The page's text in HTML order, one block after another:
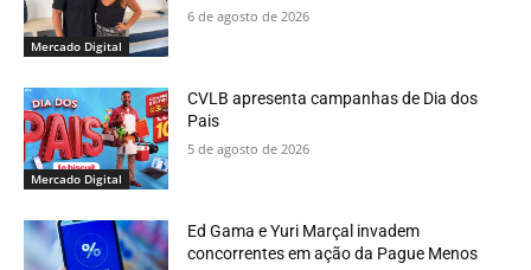
Mercado Digital
6 de agosto de 2026
Mercado Digital
CVLB apresenta campanhas de Dia dos
Pais
5 de agosto de 2026
Ed Gama e Yuri Marçal invadem
concorrentes em ação da Pague Menos